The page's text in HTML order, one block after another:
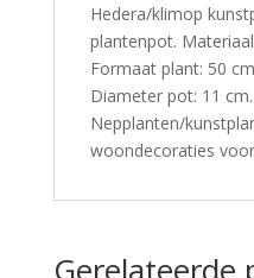
Hedera/klimop
plantenpot.
Formaat plant: 50
Diameter pot: 11 cm.
Nepplanten/
woondecoraties